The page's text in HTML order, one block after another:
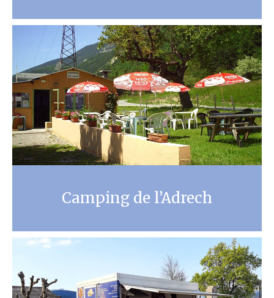
Camping de l’Adrech